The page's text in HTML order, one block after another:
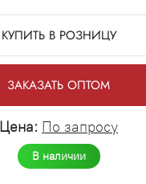
КУПИТЬ В РОЗНИЦУ
ЗАКАЗАТЬ ОПТОМ
Цена: По запросу
В наличии